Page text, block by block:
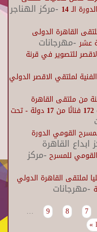
الـ 14
-مركز الهناجر
القاهرة الدولى
عشر-مهرجانات
للتصوير في قرنة
لملتقي الاقصر الدولي
من ملتقى القاهرة
الدولي لفن الخط العربي بمشاركة 172 فنانًا من 17 دولة - تحت
القومي الدورة
ابداع القاهرة
للمسرح -مركز
لملتقى القاهرة الدولي
-مهرجانات
7
8
9
…